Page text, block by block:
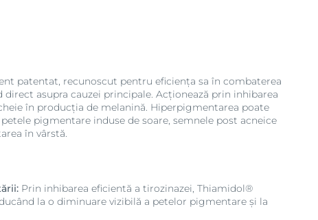
patentat, recunoscut pentru eficiența sa în combaterea
asupra cauzei principale. Acționează prin inhibarea
în producția de melanină. Hiperpigmentarea poate
pigmentare induse de soare, semnele post acneice
în vârstă.
Prin inhibarea eficientă a tirozinazei, Thiamidol®
la o diminuare vizibilă a petelor pigmentare și la